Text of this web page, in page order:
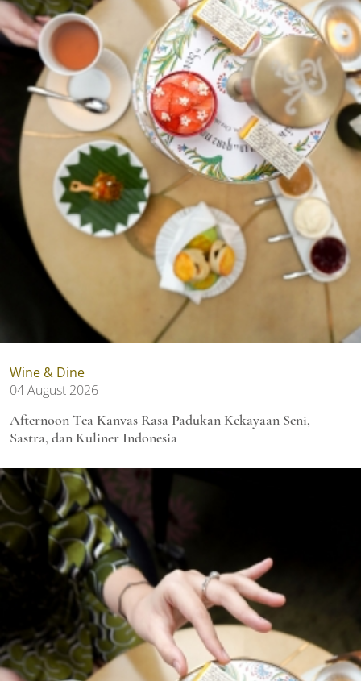
Wine & Dine
04 August 2026
Afternoon Tea Kanvas Rasa Padukan Kekayaan Seni,
Sastra, dan Kuliner Indonesia